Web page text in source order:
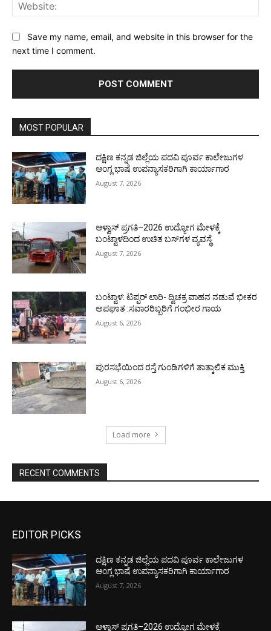
Save my name, email, and website in this browser for the
next time I comment.
MOST POPULAR
ದಕ್ಷಿಣ ಕನ್ನಡ ಜಿಲ್ಲೆಯ ಪದವಿ ಪೂರ್ವ ಕಾಲೇಜುಗಳ
ಆಂಗ್ಲ ಭಾಷೆ ಉಪನ್ಯಾಸಕರಿಗಾಗಿ ಕಾರ್ಯಾಗಾರ
August 7, 2026
ಆಳ್ವಾಸ್ ಪ್ರಗತಿ–2026 ಉದ್ಯೋಗ ಮೇಳಕ್ಕೆ
ಬಂಟ್ವಾಳದಿಂದ ಉಚಿತ ಬಸ್‌ಗಳ ವ್ಯವಸ್ಥೆ
August 7, 2026
ಬಂಟ್ವಾಳ: ಟಿಪ್ಪರ್ ಲಾರಿ- ದ್ವಿಚಕ್ರ ವಾಹನ ನಡುವೆ ಭೀಕರ
ಅಪಘಾತ :ಸವಾರರಿಬ್ಬರಿಗೆ ಗಂಭೀರ ಗಾಯ
August 6, 2026
ಪುರಸಭೆಯಿಂದ ರಸ್ತೆ ಗುಂಡಿಗಳಿಗೆ ತಾತ್ಕಾಲಿಕ ಮುಕ್ತಿ
August 6, 2026
Load more
RECENT COMMENTS
EDITOR PICKS
ದಕ್ಷಿಣ ಕನ್ನಡ ಜಿಲ್ಲೆಯ ಪದವಿ ಪೂರ್ವ ಕಾಲೇಜುಗಳ
ಆಂಗ್ಲ ಭಾಷೆ ಉಪನ್ಯಾಸಕರಿಗಾಗಿ ಕಾರ್ಯಾಗಾರ
August 7, 2026
ಆಳ್ವಾಸ್ ಪ್ರಗತಿ–2026 ಉದ್ಯೋಗ ಮೇಳಕ್ಕೆ